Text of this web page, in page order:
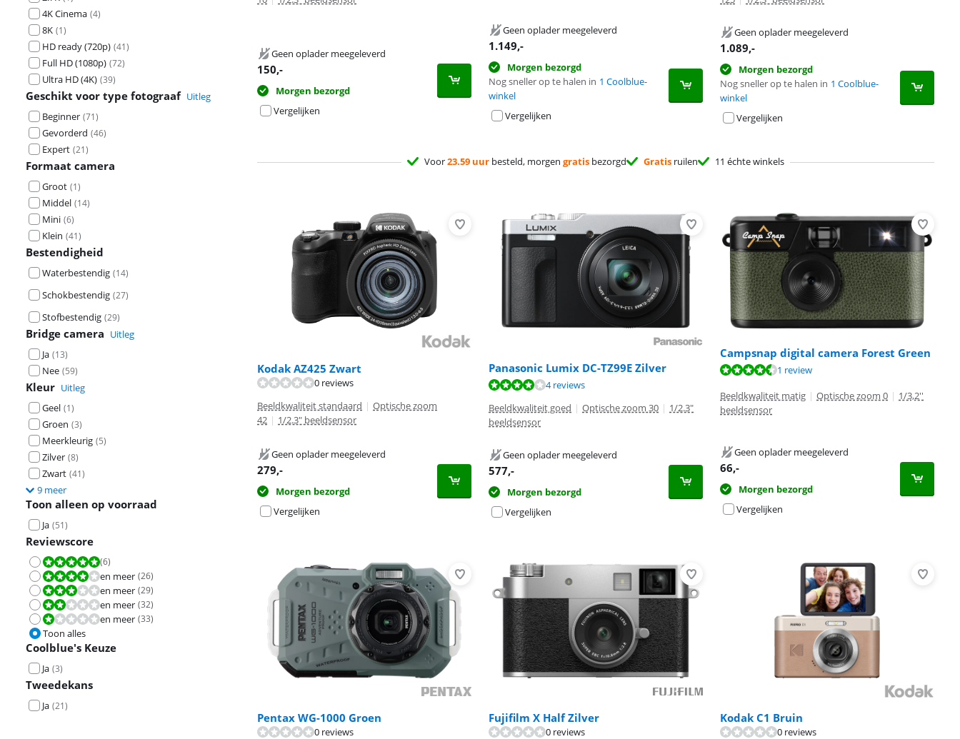
4K Cinema (4)
8K (1)
HD ready (720p) (41)
Full HD (1080p) (72)
Ultra HD (4K) (39)
Geschikt voor type fotograaf Uitleg
Beginner (71)
Gevorderd (46)
Expert (21)
Formaat camera
Groot (1)
Middel (14)
Mini (6)
Klein (41)
Bestendigheid
Waterbestendig (14)
Schokbestendig (27)
Stofbestendig (29)
Bridge camera Uitleg
Ja (13)
Nee (59)
Kleur Uitleg
Geel (1)
Groen (3)
Meerkleurig (5)
Zilver (8)
Zwart (41)
9 meer
Toon alleen op voorraad
Ja (51)
Reviewscore
Beoordeling is 10 van de 10.
(6)
Beoordeling is 8,0 van de 10.
en meer (26)
Beoordeling is 6,0 van de 10.
en meer (29)
Beoordeling is 4,0 van de 10.
en meer (32)
Beoordeling is 2,0 van de 10.
en meer (33)
Toon alles
Coolblue's Keuze
Ja (3)
Tweedekans
Ja (21)
Geen oplader meegeleverd
150,-
Morgen bezorgd
Vergelijken
Geen oplader meegeleverd
1.149,-
Morgen bezorgd
Nog sneller op te halen in 1 Coolblue-
winkel
Vergelijken
Geen oplader meegeleverd
1.089,-
Morgen bezorgd
Nog sneller op te halen in 1 Coolblue-
winkel
Vergelijken
Voor23.59 uur besteld, morgen gratis bezorgd Gratis ruilen 11 échte winkels
Kodak AZ425 Zwart
0 reviews
Beeldkwaliteit standaard | Optische zoom
42 | 1/2.3" beeldsensor
Geen oplader meegeleverd
279,-
Morgen bezorgd
Vergelijken
Panasonic Lumix DC-TZ99E Zilver
Beoordeling is 8,0 van de 10, gebaseerd op 4 reviews.
4 reviews
Beeldkwaliteit goed | Optische zoom 30 | 1/2.3"
beeldsensor
Geen oplader meegeleverd
577,-
Morgen bezorgd
Vergelijken
Campsnap digital camera Forest Green
Beoordeling is 8,5 van de 10, gebaseerd op 1 review. 1 review
Beeldkwaliteit matig | Optische zoom 0 | 1/3,2''
beeldsensor
Geen oplader meegeleverd
66,-
Morgen bezorgd
Vergelijken
Pentax WG-1000 Groen
0 reviews
Fujifilm X Half Zilver
0 reviews
Kodak C1 Bruin
0 reviews